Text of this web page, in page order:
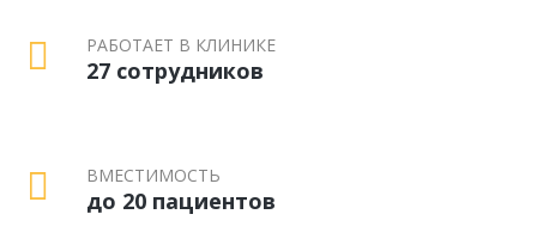
РАБОТАЕТ В КЛИНИКЕ
27 сотрудников
ВМЕСТИМОСТЬ
до 20 пациентов